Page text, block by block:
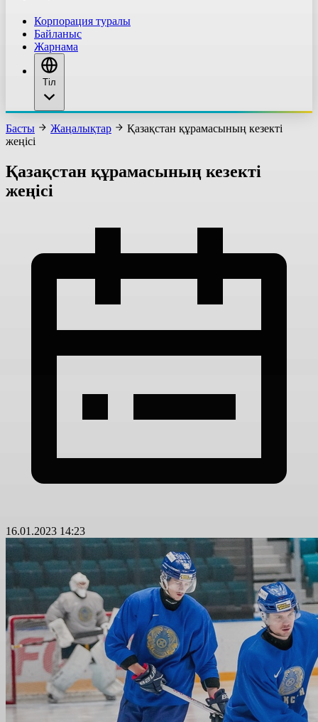
Корпорация туралы
Байланыс
Жарнама
Тіл
Басты Жаңалықтар
Қазақстан құрамасының кезекті
жеңісі
Қазақстан құрамасының кезекті
жеңісі
16.01.2023 14:23